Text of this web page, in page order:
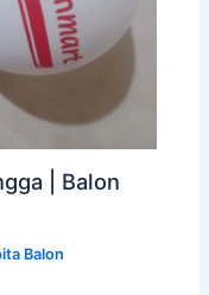
| Balon
Balon